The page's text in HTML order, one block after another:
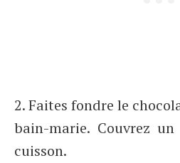
2. Faites fondre le
bain-marie. Couvrez
cuisson.